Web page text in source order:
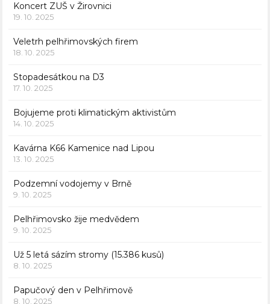
Koncert ZUŠ v Žirovnici
19. 10. 2025
Veletrh pelhřimovských firem
18. 10. 2025
Stopadesátkou na D3
17. 10. 2025
Bojujeme proti klimatickým aktivistům
14. 10. 2025
Kavárna K66 Kamenice nad Lipou
13. 10. 2025
Podzemní vodojemy v Brně
9. 10. 2025
Pelhřimovsko žije medvědem
9. 10. 2025
Už 5 letá sázím stromy (15.386 kusů)
8. 10. 2025
Papučový den v Pelhřimově
8. 10. 2025